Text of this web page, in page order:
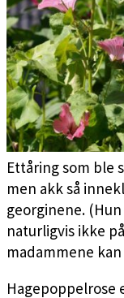
Ettåring som ble
men akk så
georginene.
naturligvis ikke
madammene